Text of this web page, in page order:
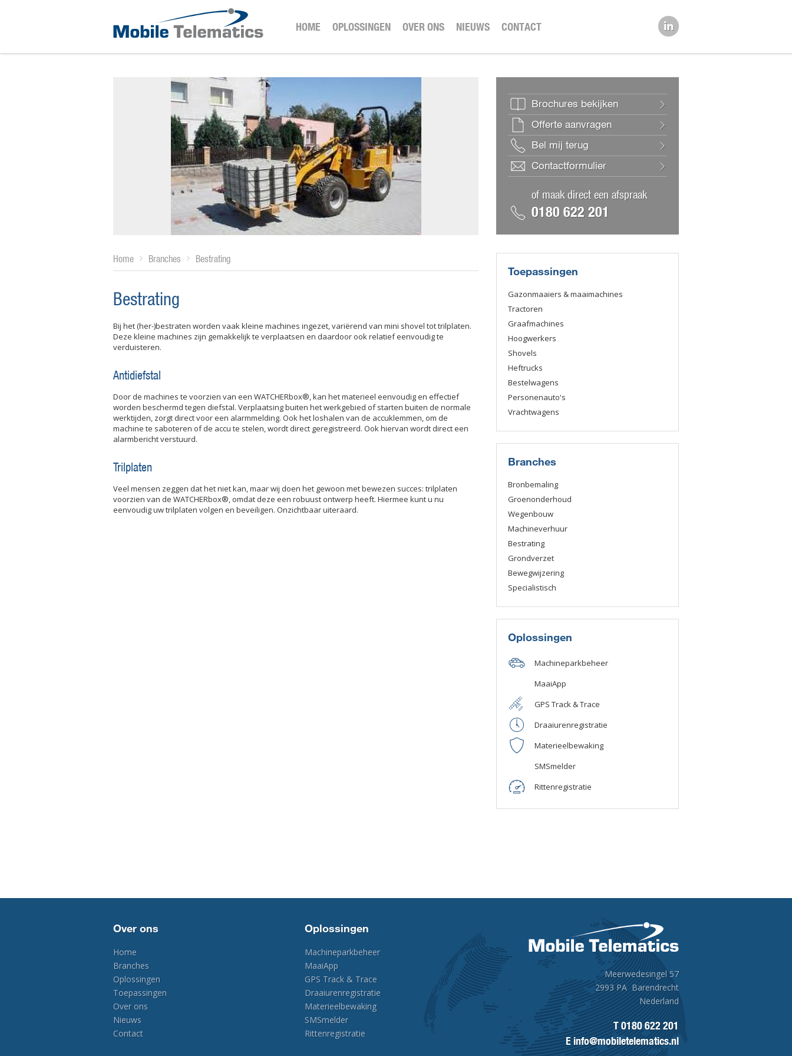
HOME OPLOSSINGEN OVER ONS NIEUWS CONTACT
Brochures bekijken
Offerte aanvragen
Bel mij terug
Contactformulier
of maak direct een afspraak
0180 622 201
Home Branches Bestrating
Bestrating
Bij het (her-)bestraten worden vaak kleine machines ingezet, variërend van mini shovel tot trilplaten.
Deze kleine machines zijn gemakkelijk te verplaatsen en daardoor ook relatief eenvoudig te
verduisteren.
Antidiefstal
Door de machines te voorzien van een WATCHERbox®, kan het materieel eenvoudig en effectief
worden beschermd tegen diefstal. Verplaatsing buiten het werkgebied of starten buiten de normale
werktijden, zorgt direct voor een alarmmelding. Ook het loshalen van de accuklemmen, om de
machine te saboteren of de accu te stelen, wordt direct geregistreerd. Ook hiervan wordt direct een
alarmbericht verstuurd.
Trilplaten
Veel mensen zeggen dat het niet kan, maar wij doen het gewoon met bewezen succes: trilplaten
voorzien van de WATCHERbox®, omdat deze een robuust ontwerp heeft. Hiermee kunt u nu
eenvoudig uw trilplaten volgen en beveiligen. Onzichtbaar uiteraard.
Toepassingen
Gazonmaaiers & maaimachines
Tractoren
Graafmachines
Hoogwerkers
Shovels
Heftrucks
Bestelwagens
Personenauto's
Vrachtwagens
Branches
Bronbemaling
Groenonderhoud
Wegenbouw
Machineverhuur
Bestrating
Grondverzet
Bewegwijzering
Specialistisch
Oplossingen
Machineparkbeheer
MaaiApp
GPS Track & Trace
Draaiurenregistratie
Materieelbewaking
SMSmelder
Rittenregistratie
Over ons
Home
Branches
Oplossingen
Toepassingen
Over ons
Nieuws
Contact
Oplossingen
Machineparkbeheer
MaaiApp
GPS Track & Trace
Draaiurenregistratie
Materieelbewaking
SMSmelder
Rittenregistratie
Meerwedesingel 57
2993 PA Barendrecht
Nederland
T0180 622 201
Einfo@mobiletelematics.nl